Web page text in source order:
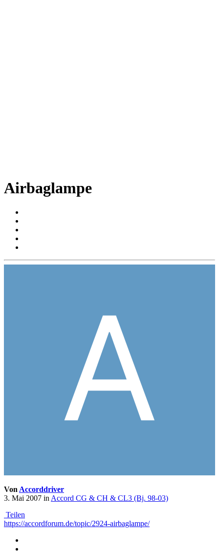
Airbaglampe
Von Accorddriver
3. Mai 2007 in Accord CG & CH & CL3 (Bj. 98-03)
Teilen
https://accordforum.de/topic/2924-airbaglampe/